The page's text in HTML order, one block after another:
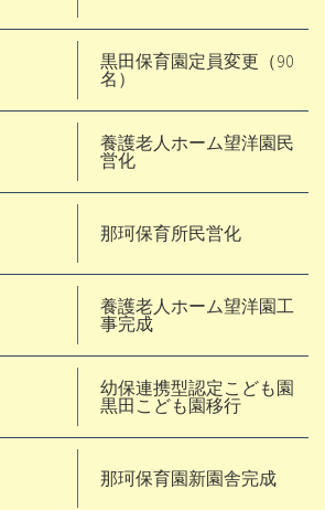
黒田保育園定員変更（90
名）
養護老人ホーム望洋園民
営化
那珂保育所民営化
養護老人ホーム望洋園工
事完成
幼保連携型認定こども園
黒田こども園移行
那珂保育園新園舎完成